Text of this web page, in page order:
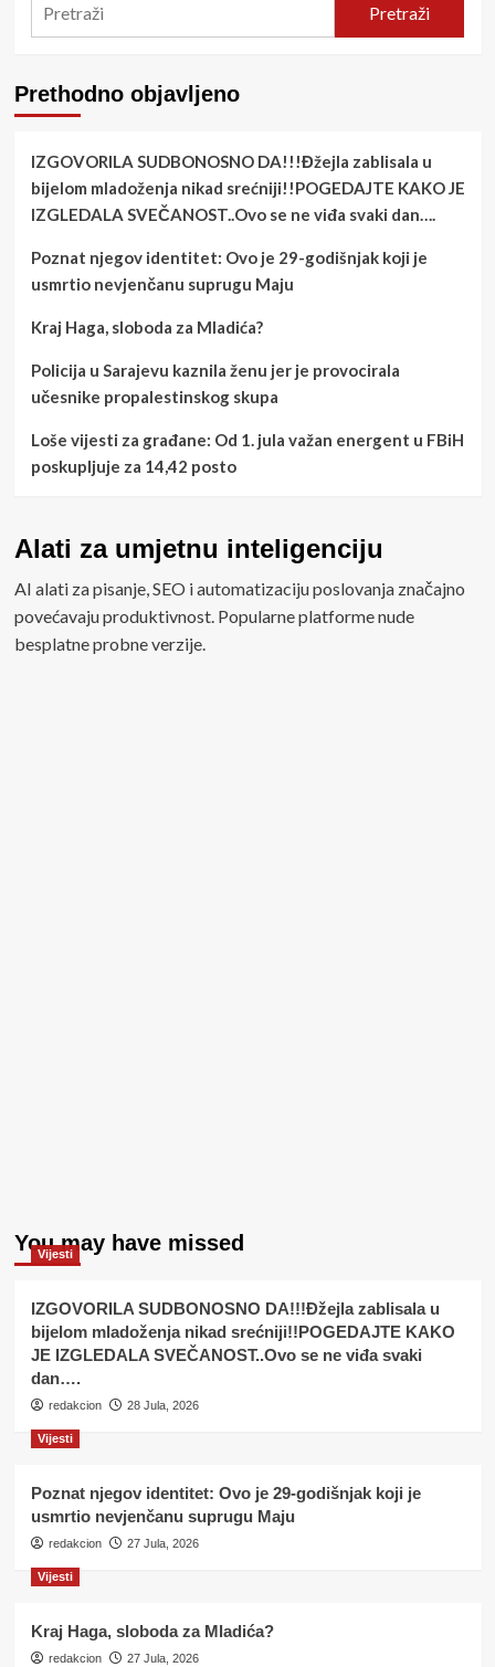
Pretraži
Prethodno objavljeno
IZGOVORILA SUDBONOSNO DA!!!Đžejla zablisala u
bijelom mladoženja nikad srećniji!!POGEDAJTE KAKO JE
IZGLEDALA SVEČANOST..Ovo se ne viđa svaki dan….
Poznat njegov identitet: Ovo je 29-godišnjak koji je
usmrtio nevjenčanu suprugu Maju
Kraj Haga, sloboda za Mladića?
Policija u Sarajevu kaznila ženu jer je provocirala
učesnike propalestinskog skupa
Loše vijesti za građane: Od 1. jula važan energent u FBiH
poskupljuje za 14,42 posto
Alati za umjetnu inteligenciju
AI alati za pisanje, SEO i automatizaciju poslovanja značajno
povećavaju produktivnost. Popularne platforme nude
besplatne probne verzije.
You may have missed
Vijesti
IZGOVORILA SUDBONOSNO DA!!!Đžejla zablisala u
bijelom mladoženja nikad srećniji!!POGEDAJTE KAKO
JE IZGLEDALA SVEČANOST..Ovo se ne viđa svaki
dan….
redakcion 28 Jula, 2026
Vijesti
Poznat njegov identitet: Ovo je 29-godišnjak koji je
usmrtio nevjenčanu suprugu Maju
redakcion 27 Jula, 2026
Vijesti
Kraj Haga, sloboda za Mladića?
redakcion 27 Jula, 2026